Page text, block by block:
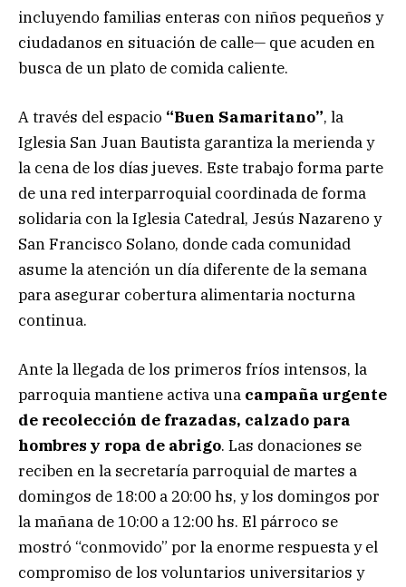
incluyendo familias enteras con niños pequeños y
ciudadanos en situación de calle— que acuden en
busca de un plato de comida caliente.
A través del espacio “Buen Samaritano”, la
Iglesia San Juan Bautista garantiza la merienda y
la cena de los días jueves. Este trabajo forma parte
de una red interparroquial coordinada de forma
solidaria con la Iglesia Catedral, Jesús Nazareno y
San Francisco Solano, donde cada comunidad
asume la atención un día diferente de la semana
para asegurar cobertura alimentaria nocturna
continua.
Ante la llegada de los primeros fríos intensos, la
parroquia mantiene activa una campaña urgente
de recolección de frazadas, calzado para
hombres y ropa de abrigo. Las donaciones se
reciben en la secretaría parroquial de martes a
domingos de 18:00 a 20:00 hs, y los domingos por
la mañana de 10:00 a 12:00 hs. El párroco se
mostró “conmovido” por la enorme respuesta y el
compromiso de los voluntarios universitarios y